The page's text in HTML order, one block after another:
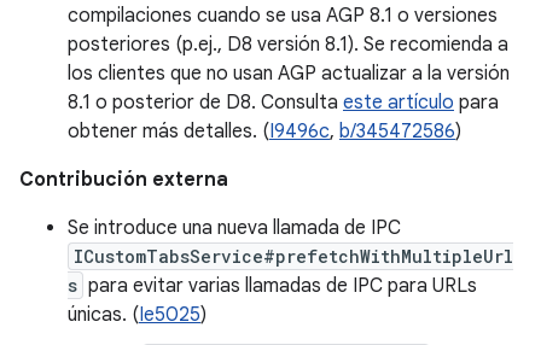
compilaciones cuando se usa AGP 8.1 o versiones
posteriores (p.ej., D8 versión 8.1). Se recomienda a
los clientes que no usan AGP actualizar a la versión
8.1 o posterior de D8. Consulta este artículo para
obtener más detalles. (I9496c, b/345472586)
Contribución externa
Se introduce una nueva llamada de IPC
ICustomTabsService#prefetchWithMultipleUrl
s para evitar varias llamadas de IPC para URLs
únicas. (Ie5025)